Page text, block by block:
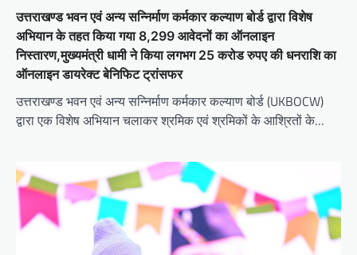
उत्तराखण्ड भवन एवं अन्य सन्निर्माण कर्मकार कल्याण बोर्ड द्वारा विशेष
अभियान के तहत किया गया 8,299 आवेदनों का ऑनलाइन
निस्तारण,मुख्यमंत्री धामी ने किया लगभग 25 करोड रुपए की धनराशि का
ऑनलाइन डायरेक्ट बेनिफिट ट्रांसफर
उत्तराखण्ड भवन एवं अन्य सन्निर्माण कर्मकार कल्याण बोर्ड (UKBOCW)
द्वारा एक विशेष अभियान चलाकर श्रमिक एवं श्रमिकों के आश्रितों के…